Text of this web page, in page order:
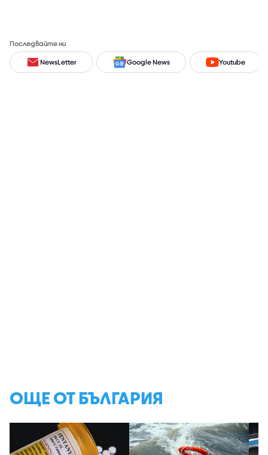
Последвайте ни
NewsLetter Google News Youtube
ОЩЕ ОТ БЪЛГАРИЯ